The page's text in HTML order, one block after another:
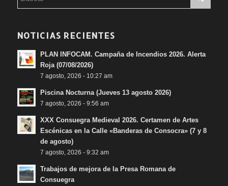
NOTICIAS RECIENTES
PLAN INFOCAM. Campaña de Incendios 2026. Alerta
Roja (07/08/2026)
7 agosto, 2026 - 10:27 am
Piscina Nocturna (Jueves 13 agosto 2026)
7 agosto, 2026 - 9:56 am
XXX Consuegra Medieval 2026. Certamen de Artes
Escénicas en la Calle «Banderas de Consocra» (7 y 8
de agosto)
7 agosto, 2026 - 9:32 am
Trabajos de mejora de la Presa Romana de
Consuegra